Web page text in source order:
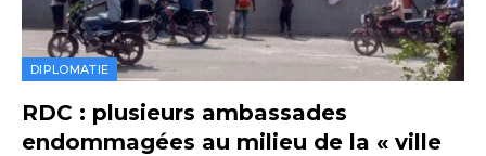
DIPLOMATIE
RDC : plusieurs ambassades
endommagées au milieu de la « ville